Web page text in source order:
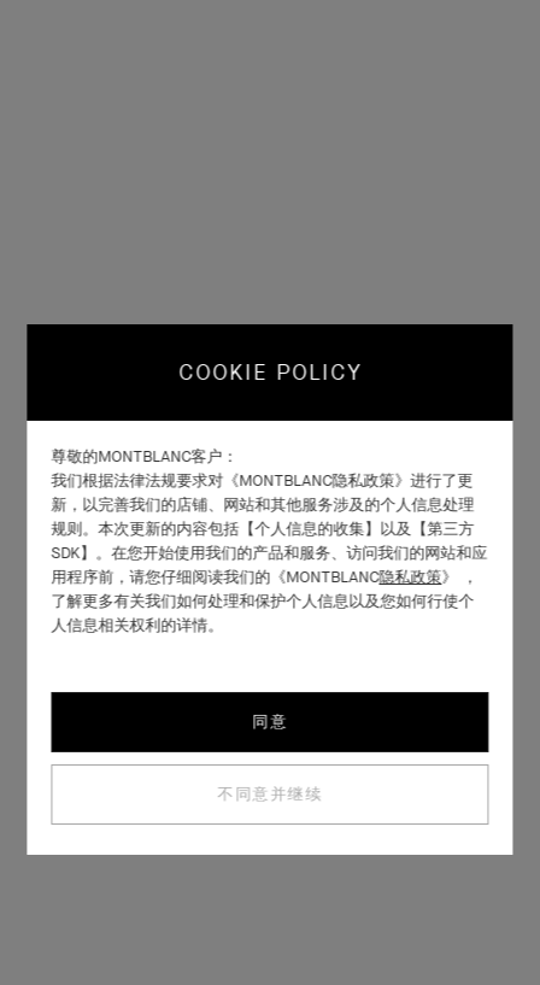
COOKIE POLICY
尊敬的MONTBLANC客户：
我们根据法律法规要求对《MONTBLANC隐私政策》进行了更
新，以完善我们的店铺、网站和其他服务涉及的个人信息处理
规则。本次更新的内容包括【个人信息的收集】以及【第三方
SDK】。在您开始使用我们的产品和服务、访问我们的网站和应
用程序前，请您仔细阅读我们的《MONTBLANC隐私政策》 ，
了解更多有关我们如何处理和保护个人信息以及您如何行使个
人信息相关权利的详情。
同意
不同意并继续